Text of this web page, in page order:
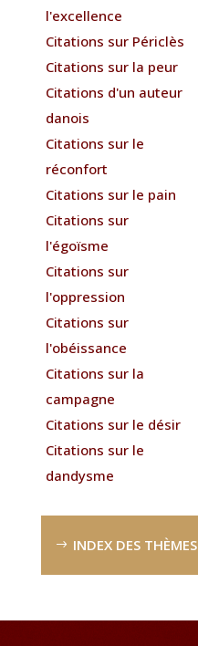
l'excellence
Citations sur Périclès
Citations sur la peur
Citations d'un auteur
danois
Citations sur le
réconfort
Citations sur le pain
Citations sur
l'égoïsme
Citations sur
l'oppression
Citations sur
l'obéissance
Citations sur la
campagne
Citations sur le désir
Citations sur le
dandysme
INDEX DES THÈMES